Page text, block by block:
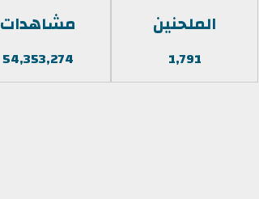
الملحنين
1,791
مشاهدات
54,353,274